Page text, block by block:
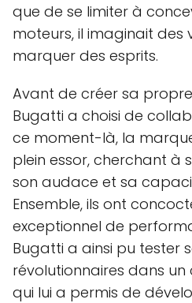
que de se limiter à
moteurs, il imaginait
marquer des esprits.
Avant de créer sa
Bugatti a choisi de
ce moment-là, la
plein essor, cherchant à
son audace et sa
Ensemble, ils ont
exceptionnel de
Bugatti a ainsi pu tester
révolutionnaires dans un
qui lui a permis de